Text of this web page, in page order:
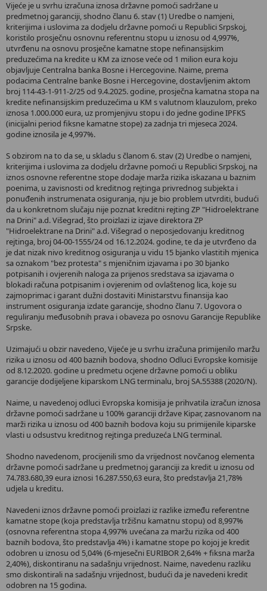
Vijeće je u svrhu izračuna iznosa državne pomoći sadržane u
predmetnoj garanciji, shodno članu 6. stav (1) Uredbe o namjeni,
kriterijima i uslovima za dodjelu državne pomoći u Republici Srpskoj,
koristilo prosječnu osnovnu referentnu stopu u iznosu od 4,997%,
utvrđenu na osnovu prosječne kamatne stope nefinansijskim
preduzećima na kredite u KM za iznose veće od 1 milion eura koju
objavljuje Centralna banka Bosne i Hercegovine. Naime, prema
podacima Centralne banke Bosne i Hercegovine, dostavljenim aktom
broj 114-43-1-911-2/25 od 9.4.2025. godine, prosječna kamatna stopa na
kredite nefinansijskim preduzećima u KM s valutnom klauzulom, preko
iznosa 1.000.000 eura, uz promjenjivu stopu i do jedne godine IPFKS
(inicijalni period fiksne kamatne stope) za zadnja tri mjeseca 2024.
godine iznosila je 4,997%.
S obzirom na to da se, u skladu s članom 6. stav (2) Uredbe o namjeni,
kriterijima i uslovima za dodjelu državne pomoći u Republici Srpskoj, na
iznos osnovne referentne stope dodaje marža rizika iskazana u baznim
poenima, u zavisnosti od kreditnog rejtinga privrednog subjekta i
ponuđenih instrumenata osiguranja, nju je bio problem utvrditi, budući
da u konkretnom slučaju nije poznat kreditni rejting ZP "Hidroelektrane
na Drini" a.d. Višegrad, što proizlazi iz izjave direktora ZP
"Hidroelektrane na Drini" a.d. Višegrad o neposjedovanju kreditnog
rejtinga, broj 04-00-1555/24 od 16.12.2024. godine, te da je utvrđeno da
je dat nizak nivo kreditnog osiguranja u vidu 15 bjanko vlastitih mjenica
sa oznakom "bez protesta" s mjeničnim izjavama i po 30 bjanko
potpisanih i ovjerenih naloga za prijenos sredstava sa izjavama o
blokadi računa potpisanim i ovjerenim od ovlaštenog lica, koje su
zajmoprimac i garant dužni dostaviti Ministarstvu finansija kao
instrument osiguranja izdate garancije, shodno članu 7. Ugovora o
reguliranju međusobnih prava i obaveza po osnovu Garancije Republike
Srpske.
Uzimajući u obzir navedeno, Vijeće je u svrhu izračuna primijenilo maržu
rizika u iznosu od 400 baznih bodova, shodno Odluci Evropske komisije
od 8.12.2020. godine u predmetu ocjene državne pomoći u obliku
garancije dodijeljene kiparskom LNG terminalu, broj SA.55388 (2020/N).
Naime, u navedenoj odluci Evropska komisija je prihvatila izračun iznosa
državne pomoći sadržane u 100% garanciji države Kipar, zasnovanom na
marži rizika u iznosu od 400 baznih bodova koju su primijenile kiparske
vlasti u odsustvu kreditnog rejtinga preduzeća LNG terminal.
Shodno navedenom, procijenili smo da vrijednost novčanog elementa
državne pomoći sadržane u predmetnoj garanciji za kredit u iznosu od
74.783.680,39 eura iznosi 16.287.550,63 eura, što predstavlja 21,78%
udjela u kreditu.
Navedeni iznos državne pomoći proizlazi iz razlike između referentne
kamatne stope (koja predstavlja tržišnu kamatnu stopu) od 8,997%
(osnovna referentna stopa 4,997% uvećana za maržu rizika od 400
baznih bodova, što predstavlja 4%) i kamatne stope po kojoj je kredit
odobren u iznosu od 5,04% (6-mjesečni EURIBOR 2,64% + fiksna marža
2,40%), diskontiranu na sadašnju vrijednost. Naime, navedenu razliku
smo diskontirali na sadašnju vrijednost, budući da je navedeni kredit
odobren na 15 godina.